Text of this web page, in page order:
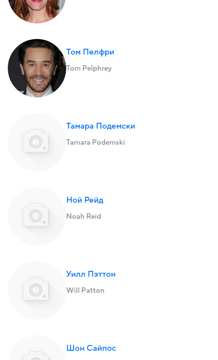
Том Пелфри
Tom Pelphrey
Тамара Подемски
Tamara Podemski
Ной Рейд
Noah Reid
Уилл Пэттон
Will Patton
Шон Сайпос